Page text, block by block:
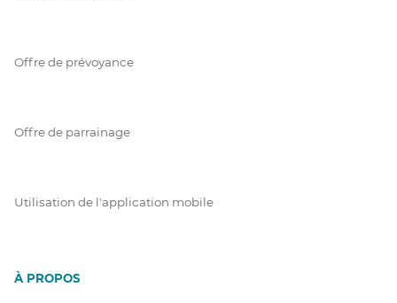
Offre de prévoyance
Offre de parrainage
Utilisation de l'application mobile
À PROPOS